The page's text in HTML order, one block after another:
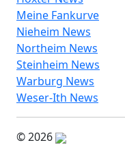
Meine Fankurve
Nieheim News
Northeim News
Steinheim News
Warburg News
Weser-Ith News
© 2026